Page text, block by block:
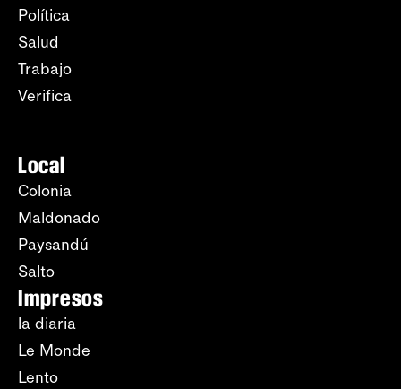
Política
Salud
Trabajo
Verifica
Local
Colonia
Maldonado
Paysandú
Salto
Impresos
la diaria
Le Monde
Lento